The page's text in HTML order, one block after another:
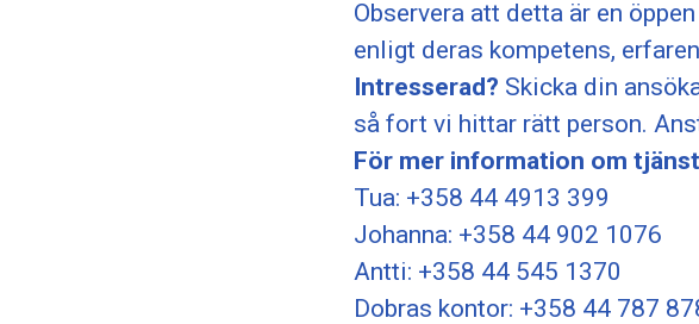
Observera att detta är en
enligt deras kompetens,
Intresserad? Skicka din
så fort vi hittar rätt person.
För mer information om
Tua: +358 44 4913 399
Johanna: +358 44 902 1076
Antti: +358 44 545 1370
Dobras kontor: +358 44 787